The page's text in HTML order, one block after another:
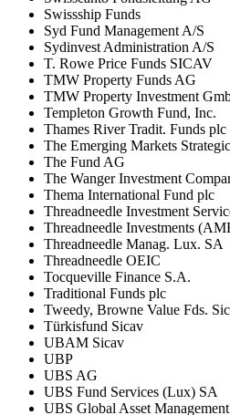
Swissship Funds
Syd Fund Management A/S
Sydinvest Administration A/S
T. Rowe Price Funds SICAV
TMW Property Funds AG
TMW Property Investment
Templeton Growth Fund, Inc.
Thames River Tradit. Funds plc
The Emerging Markets Strategic
The Fund AG
The Wanger Investment
Thema International Fund plc
Threadneedle Investment
Threadneedle Investments
Threadneedle Manag. Lux. SA
Threadneedle OEIC
Tocqueville Finance S.A.
Traditional Funds plc
Tweedy, Browne Value Fds.
Türkisfund Sicav
UBAM Sicav
UBP
UBS AG
UBS Fund Services (Lux) SA
UBS Global Asset Management